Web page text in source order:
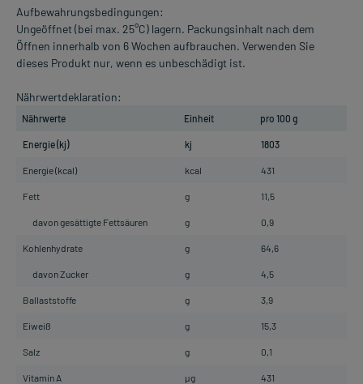
Aufbewahrungsbedingungen:
Ungeöffnet (bei max. 25°C) lagern. Packungsinhalt nach dem
Öffnen innerhalb von 6 Wochen aufbrauchen. Verwenden Sie
dieses Produkt nur, wenn es unbeschädigt ist.
Nährwertdeklaration:
Nährwerte Einheit pro 100 g
Energie (kj) kj 1803
Energie (kcal) kcal 431
Fett g 11,5
davon gesättigte Fettsäuren g 0,9
Kohlenhydrate g 64,6
davon Zucker g 4,5
Ballaststoffe g 3,9
Eiweiß g 15,3
Salz g 0,1
Vitamin A µg 431